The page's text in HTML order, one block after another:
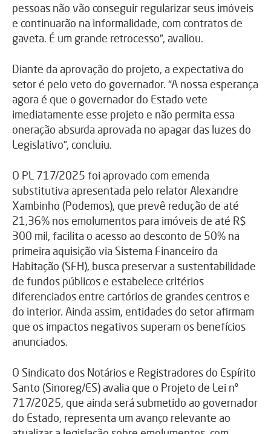
pessoas não vão conseguir regularizar seus imóveis
e continuarão na informalidade, com contratos de
gaveta. É um grande retrocesso”, avaliou.
Diante da aprovação do projeto, a expectativa do
setor é pelo veto do governador. “A nossa esperança
agora é que o governador do Estado vete
imediatamente esse projeto e não permita essa
oneração absurda aprovada no apagar das luzes do
Legislativo”, concluiu.
O PL 717/2025 foi aprovado com emenda
substitutiva apresentada pelo relator Alexandre
Xambinho (Podemos), que prevê redução de até
21,36% nos emolumentos para imóveis de até R$
300 mil, facilita o acesso ao desconto de 50% na
primeira aquisição via Sistema Financeiro da
Habitação (SFH), busca preservar a sustentabilidade
de fundos públicos e estabelece critérios
diferenciados entre cartórios de grandes centros e
do interior. Ainda assim, entidades do setor afirmam
que os impactos negativos superam os benefícios
anunciados.
O Sindicato dos Notários e Registradores do Espírito
Santo (Sinoreg/ES) avalia que o Projeto de Lei nº
717/2025, que ainda será submetido ao governador
do Estado, representa um avanço relevante ao